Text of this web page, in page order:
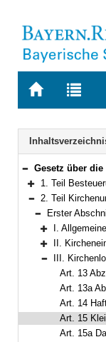
Zur
Zur
Bereich reduzieren
Gesetz über die Erhebung von Steuern durch Kirchen, Religions-
Bereich erweitern
1. Teil
Bereich
2. Teil
Bereich
Erster Abschnitt
Bereich
I.
Bereich
II.
Bereich
III.
Art. 13
Art. 13a
Art. 14
Art. 15
Art. 15a